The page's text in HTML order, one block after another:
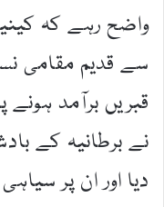
واضح رہے کہ
سے قدیم مقامی
قبریں برآمد
نے برطانیہ کے
دیا اور ان پر